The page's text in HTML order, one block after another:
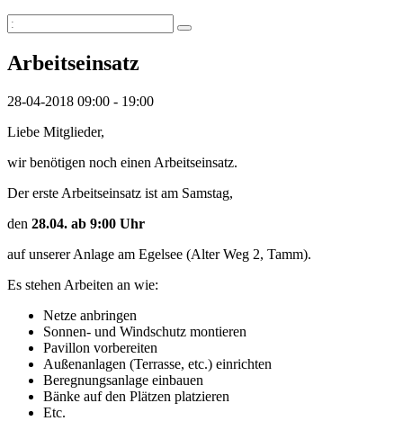
Arbeitseinsatz
28-04-2018 09:00 - 19:00
Liebe Mitglieder,
wir benötigen noch einen Arbeitseinsatz.
Der erste Arbeitseinsatz ist am Samstag,
den 28.04. ab 9:00 Uhr
auf unserer Anlage am Egelsee (Alter Weg 2, Tamm).
Es stehen Arbeiten an wie:
Netze anbringen
Sonnen- und Windschutz montieren
Pavillon vorbereiten
Außenanlagen (Terrasse, etc.) einrichten
Beregnungsanlage einbauen
Bänke auf den Plätzen platzieren
Etc.